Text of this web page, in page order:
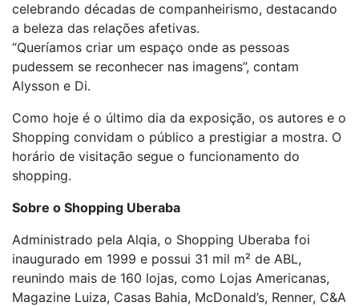
celebrando décadas de companheirismo, destacando
a beleza das relações afetivas.
“Queríamos criar um espaço onde as pessoas
pudessem se reconhecer nas imagens”, contam
Alysson e Di.
Como hoje é o último dia da exposição, os autores e o
Shopping convidam o público a prestigiar a mostra. O
horário de visitação segue o funcionamento do
shopping.
Sobre o Shopping Uberaba
Administrado pela Alqia, o Shopping Uberaba foi
inaugurado em 1999 e possui 31 mil m² de ABL,
reunindo mais de 160 lojas, como Lojas Americanas,
Magazine Luiza, Casas Bahia, McDonald’s, Renner, C&A